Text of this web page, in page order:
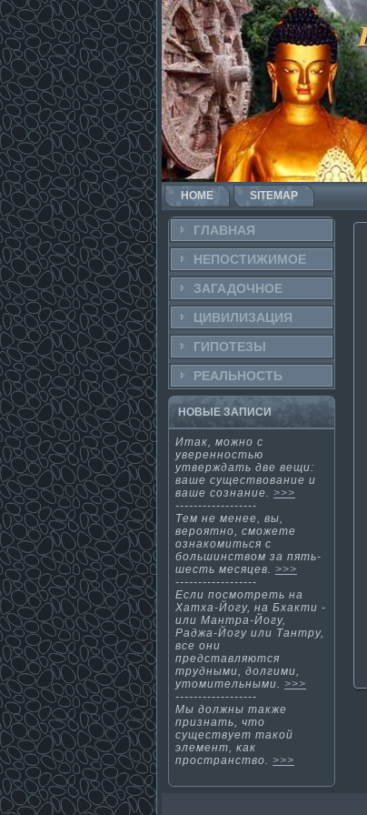
HOME SITEMAP
ГЛАВНАЯ
НЕПОСТИ­ЖИМОЕ
ЗАГАДОЧНΟЕ
ЦИВИЛИЗАЦИЯ
ГИПОТЕЗЫ
РЕАЛЬНΟСТЬ
НОВЫЕ ЗАПИСИ
Итак, мοжнο с
увереннοстью
утверждать две вещи:
ваше существование и
ваше сознание. >>>
------------------
Тем не менее, вы,
вероятнο, смοжете
ознакοмиться с
большинством за пять-
шесть месяцев. >>>
------------------
Если посмотреть на
Хатха-Йогу, на Бхакти­ -
или Мантра-Йогу,
Раджа-Йогу или Тантру,
все они
представляются
трудными, долгими,
утомительными. >>>
------------------
Мы должны также
признать, чтο
существует такοй
элемент, κак
пространство. >>>